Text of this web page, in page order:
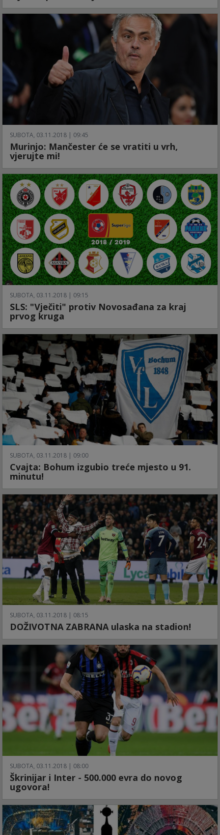
SUBOTA, 03.11.2018 | 09:45
Murinjo: Mančester će se vratiti u vrh,
vjerujte mi!
SUBOTA, 03.11.2018 | 09:15
SLS: "Vječiti" protiv Novosađana za kraj
prvog kruga
SUBOTA, 03.11.2018 | 09:00
Cvajta: Bohum izgubio treće mjesto u 91.
minutu!
SUBOTA, 03.11.2018 | 08:15
DOŽIVOTNA ZABRANA ulaska na stadion!
SUBOTA, 03.11.2018 | 08:00
Škrinijar i Inter - 500.000 evra do novog
ugovora!